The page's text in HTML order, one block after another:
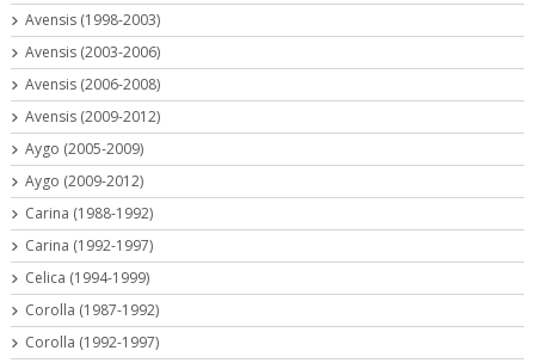
Avensis (1998-2003)
Avensis (2003-2006)
Avensis (2006-2008)
Avensis (2009-2012)
Aygo (2005-2009)
Aygo (2009-2012)
Carina (1988-1992)
Carina (1992-1997)
Celica (1994-1999)
Corolla (1987-1992)
Corolla (1992-1997)